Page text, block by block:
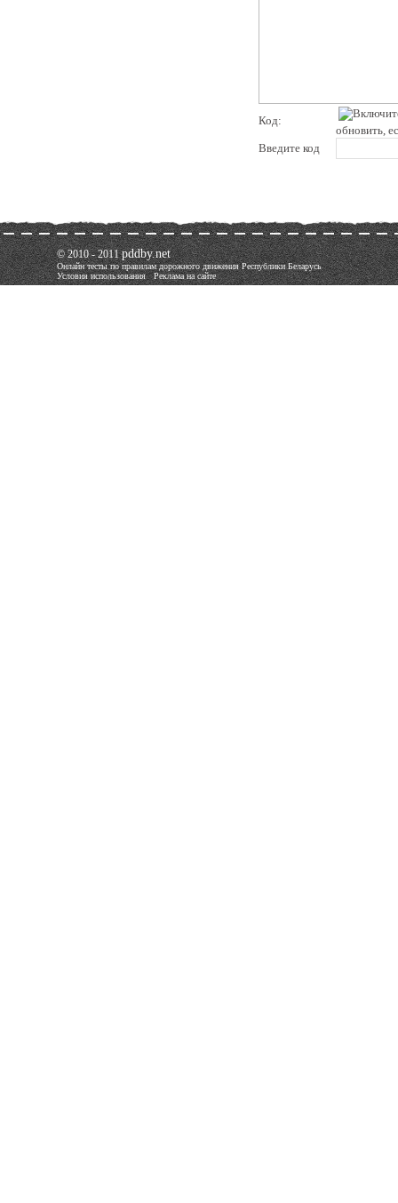
Код:
обновить,
Введите код
© 2010 - 2011pddby.net
Онлайн тесты по правилам дорожного движения Республики Беларусь
Условия использования
Реклама на сайте